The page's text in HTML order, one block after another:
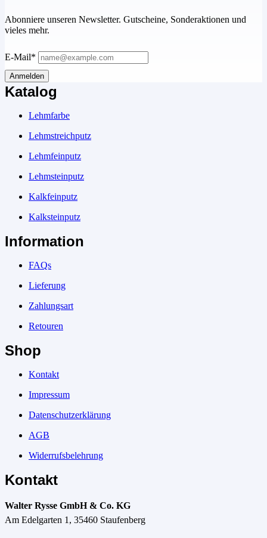
Abonniere unseren Newsletter. Gutscheine, Sonderaktionen und
vieles mehr.
E-Mail*
Anmelden
Katalog
Lehmfarbe
Lehmstreichputz
Lehmfeinputz
Lehmsteinputz
Kalkfeinputz
Kalksteinputz
Information
FAQs
Lieferung
Zahlungsart
Retouren
Shop
Kontakt
Impressum
Datenschutzerklärung
AGB
Widerrufsbelehrung
Kontakt
Walter Rysse GmbH & Co. KG
Am Edelgarten 1, 35460 Staufenberg